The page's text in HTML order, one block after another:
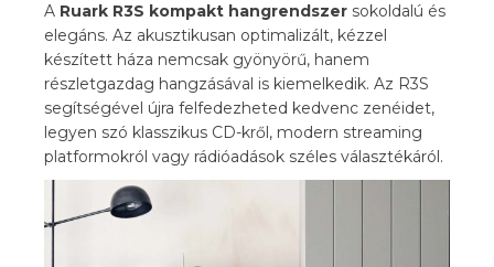
A Ruark R3S kompakt hangrendszer sokoldalú és
elegáns. Az akusztikusan optimalizált, kézzel
készített háza nemcsak gyönyörű, hanem
részletgazdag hangzásával is kiemelkedik. Az R3S
segítségével újra felfedezheted kedvenc zenéidet,
legyen szó klasszikus CD-kről, modern streaming
platformokról vagy rádióadások széles választékáról.